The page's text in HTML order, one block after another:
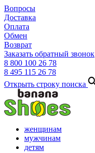
Вопросы
Доставка
Оплата
Обмен
Возврат
Заказать обратный звонок
8 800 100 26 78
8 495 115 26 78
Открыть строку поиска
женщинам
мужчинам
детям